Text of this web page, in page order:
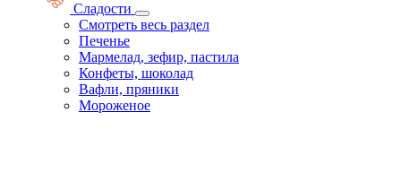
Сладости
Смотреть весь раздел
Печенье
Мармелад, зефир, пастила
Конфеты, шоколад
Вафли, пряники
Мороженое